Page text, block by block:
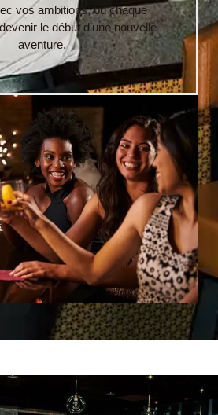
vos ambitions, où chaque
le début d’une nouvelle
aventure.